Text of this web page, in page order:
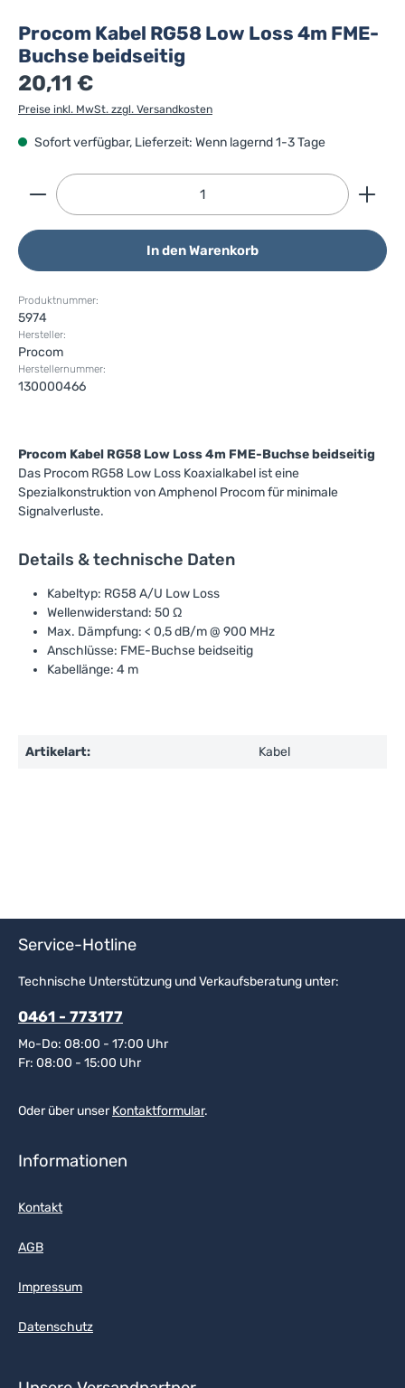
Procom Kabel RG58 Low Loss 4m FME-
Buchse beidseitig
20,11 €
Preise inkl. MwSt. zzgl. Versandkosten
Sofort verfügbar, Lieferzeit: Wenn lagernd 1-3 Tage
Produkt Anzahl: Gib den gewünschten Wert ein
In den Warenkorb
Produktnummer:
5974
Hersteller:
Procom
Herstellernummer:
130000466
Procom Kabel RG58 Low Loss 4m FME-Buchse beidseitig
Das Procom RG58 Low Loss Koaxialkabel ist eine
Spezialkonstruktion von Amphenol Procom für minimale
Signalverluste.
Details & technische Daten
Kabeltyp: RG58 A/U Low Loss
Wellenwiderstand: 50 Ω
Max. Dämpfung: < 0,5 dB/m @ 900 MHz
Anschlüsse: FME-Buchse beidseitig
Kabellänge: 4 m
Artikelart: Kabel
Service-Hotline
Technische Unterstützung und Verkaufsberatung unter:
0461 - 773177
Mo-Do: 08:00 - 17:00 Uhr
Fr: 08:00 - 15:00 Uhr
Oder über unserKontaktformular.
Informationen
Kontakt
AGB
Impressum
Datenschutz